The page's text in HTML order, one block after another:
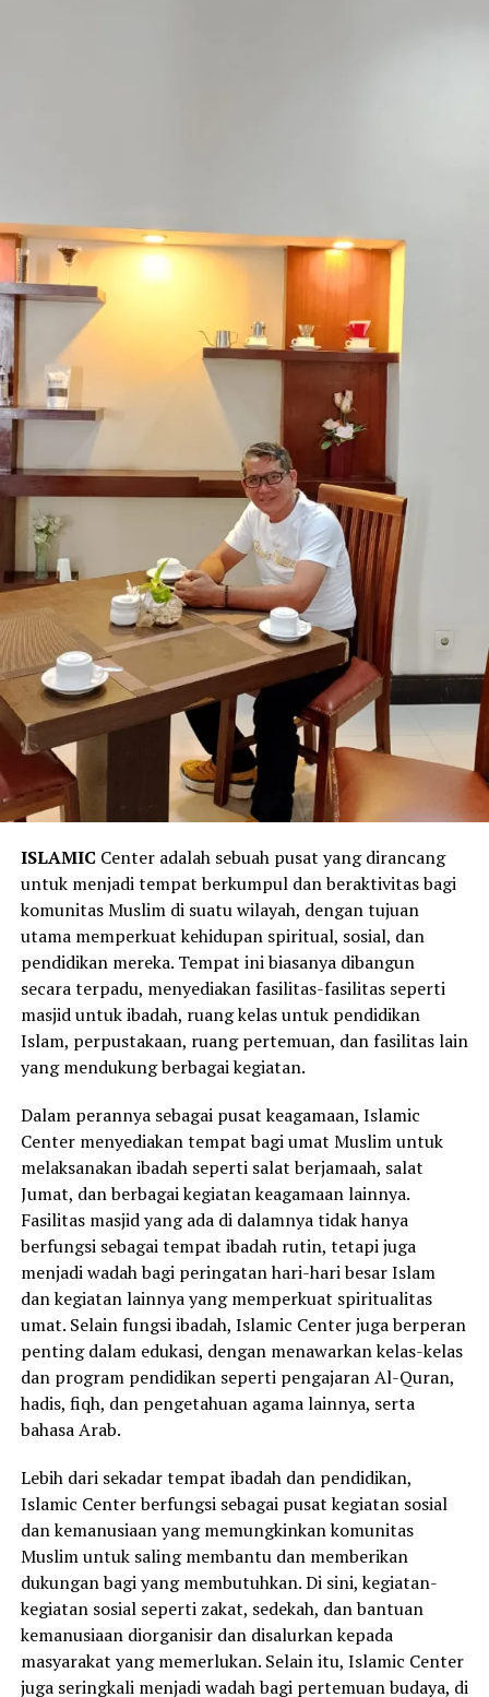
ISLAMIC Center adalah sebuah pusat yang dirancang
untuk menjadi tempat berkumpul dan beraktivitas bagi
komunitas Muslim di suatu wilayah, dengan tujuan
utama memperkuat kehidupan spiritual, sosial, dan
pendidikan mereka. Tempat ini biasanya dibangun
secara terpadu, menyediakan fasilitas-fasilitas seperti
masjid untuk ibadah, ruang kelas untuk pendidikan
Islam, perpustakaan, ruang pertemuan, dan fasilitas lain
yang mendukung berbagai kegiatan.
Dalam perannya sebagai pusat keagamaan, Islamic
Center menyediakan tempat bagi umat Muslim untuk
melaksanakan ibadah seperti salat berjamaah, salat
Jumat, dan berbagai kegiatan keagamaan lainnya.
Fasilitas masjid yang ada di dalamnya tidak hanya
berfungsi sebagai tempat ibadah rutin, tetapi juga
menjadi wadah bagi peringatan hari-hari besar Islam
dan kegiatan lainnya yang memperkuat spiritualitas
umat. Selain fungsi ibadah, Islamic Center juga berperan
penting dalam edukasi, dengan menawarkan kelas-kelas
dan program pendidikan seperti pengajaran Al-Quran,
hadis, fiqh, dan pengetahuan agama lainnya, serta
bahasa Arab.
Lebih dari sekadar tempat ibadah dan pendidikan,
Islamic Center berfungsi sebagai pusat kegiatan sosial
dan kemanusiaan yang memungkinkan komunitas
Muslim untuk saling membantu dan memberikan
dukungan bagi yang membutuhkan. Di sini, kegiatan-
kegiatan sosial seperti zakat, sedekah, dan bantuan
kemanusiaan diorganisir dan disalurkan kepada
masyarakat yang memerlukan. Selain itu, Islamic Center
juga seringkali menjadi wadah bagi pertemuan budaya, di